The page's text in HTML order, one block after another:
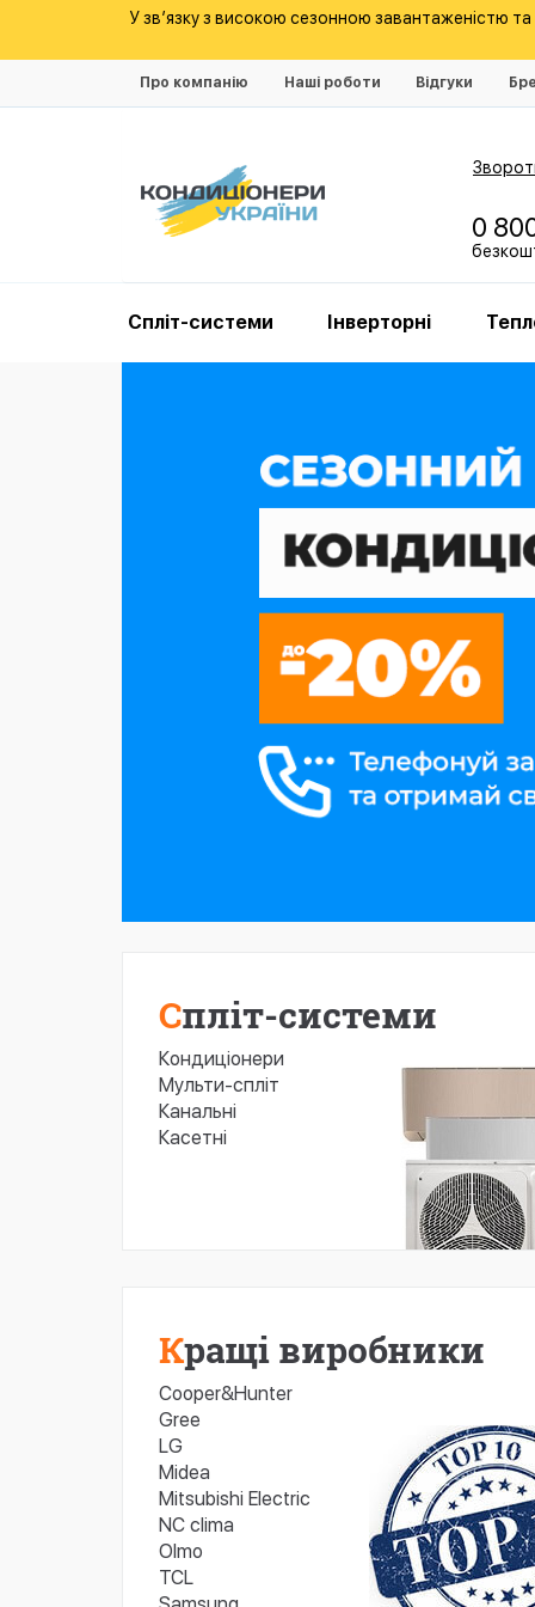
У зв’язку з високою сезонною завантаженістю
Про компанію Наші роботи Відгуки
0
Спліт-системи Інверторні
Спліт-системи
Кондиціонери
Мульти-спліт
Канальні
Касетні
Кращі виробники
Cooper&Hunter
Gree
LG
Midea
Mitsubishi Electric
NC clima
Olmo
TCL